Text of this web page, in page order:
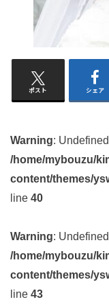
ポスト シェア
Warning:
/home/mybouzu/
content/themes/
line 40
Warning:
/home/mybouzu/
content/themes/
line 43